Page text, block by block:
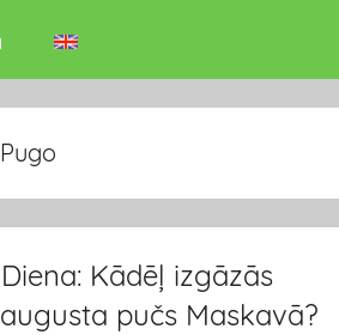
Kādēļ izgāzās
augusta pučs Maskavā?